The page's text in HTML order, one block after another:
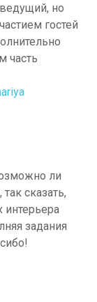
но
гостей
часть
ли
сказать,
интерьера
задания